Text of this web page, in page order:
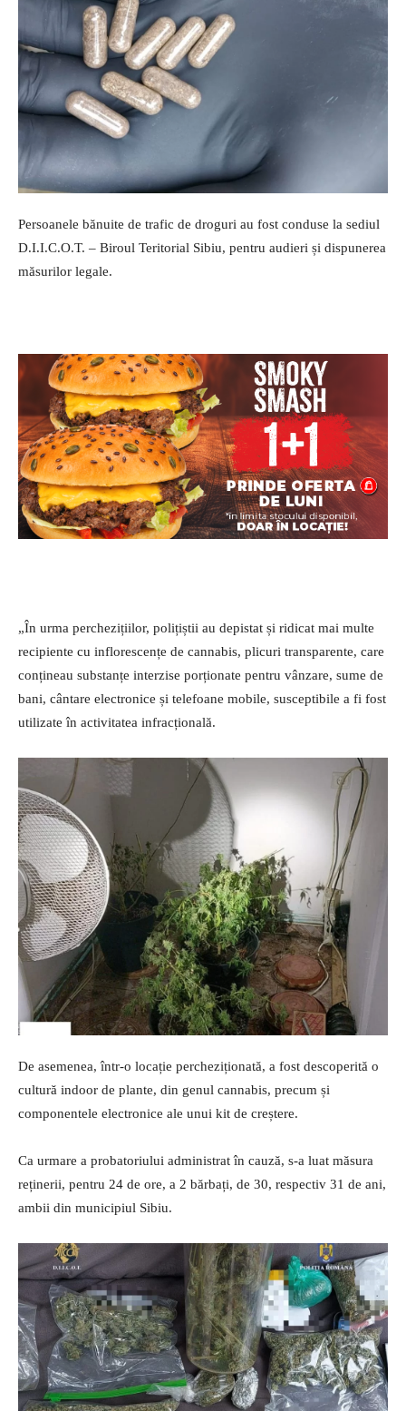
Persoanele bănuite de trafic de droguri au fost conduse la sediul
D.I.I.C.O.T. – Biroul Teritorial Sibiu, pentru audieri și dispunerea
măsurilor legale.
„În urma perchezițiilor, polițiștii au depistat și ridicat mai multe
recipiente cu inflorescențe de cannabis, plicuri transparente, care
conțineau substanțe interzise porționate pentru vânzare, sume de
bani, cântare electronice și telefoane mobile, susceptibile a fi fost
utilizate în activitatea infracțională.
De asemenea, într-o locație percheziționată, a fost descoperită o
cultură indoor de plante, din genul cannabis, precum și
componentele electronice ale unui kit de creștere.
Ca urmare a probatoriului administrat în cauză, s-a luat măsura
reținerii, pentru 24 de ore, a 2 bărbați, de 30, respectiv 31 de ani,
ambii din municipiul Sibiu.